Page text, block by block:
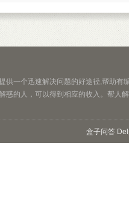
供一个迅速解决问题的好途径,帮助有
惑的人，可以得到相应的收入。帮人
盒子问答